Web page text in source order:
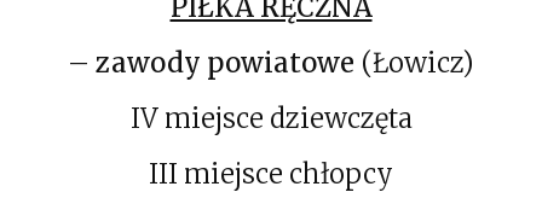
PIŁKA RĘCZNA
– zawody powiatowe (Łowicz)
IV miejsce dziewczęta
III miejsce chłopcy